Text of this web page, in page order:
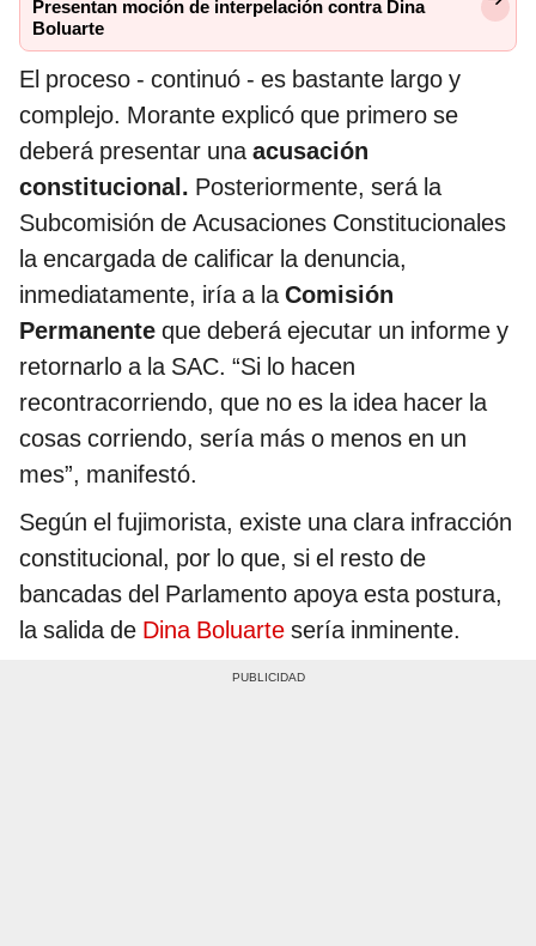
Presentan moción de interpelación contra Dina
Boluarte
El proceso - continuó - es bastante largo y
complejo. Morante explicó que primero se
deberá presentar unaacusación
constitucional. Posteriormente, será la
Subcomisión de Acusaciones Constitucionales
la encargada de calificar la denuncia,
inmediatamente, iría a laComisión
Permanente que deberá ejecutar un informe y
retornarlo a la SAC. “Si lo hacen
recontracorriendo, que no es la idea hacer la
cosas corriendo, sería más o menos en un
mes”, manifestó.
Según el fujimorista, existe una clara infracción
constitucional, por lo que, si el resto de
bancadas del Parlamento apoya esta postura,
la salida de Dina Boluarte sería inminente.